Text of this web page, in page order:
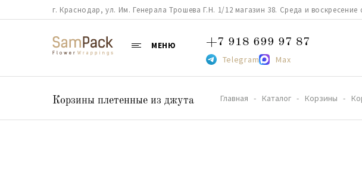
г. Краснодар, ул. Им. Генерала Трошева Г.Н. 1/12 магазин 38. Среда и воскресение
МЕНЮ +7 918 699 97 87
Telegram Max
Корзины плетенные из джута Главная Каталог Корзины